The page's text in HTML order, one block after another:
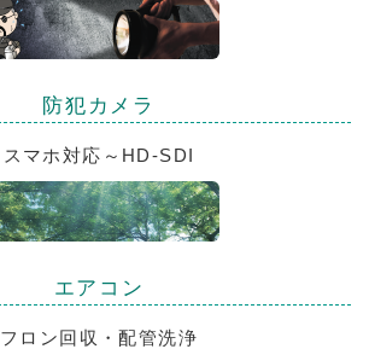
防犯カメラ
スマホ対応～HD-SDI
エアコン
フロン回収・配管洗浄